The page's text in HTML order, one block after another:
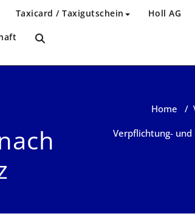
Taxicard / Taxigutschein Holl AG
Home /
Verpflichtung-